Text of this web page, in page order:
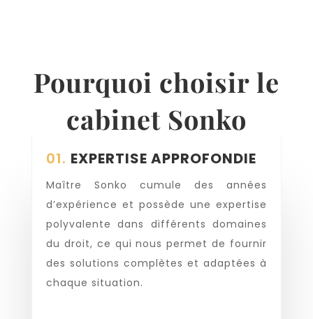
Pourquoi choisir le
cabinet Sonko
01. EXPERTISE APPROFONDIE
Maître Sonko cumule des années
d’expérience et possède une expertise
polyvalente dans différents domaines
du droit, ce qui nous permet de fournir
des solutions complètes et adaptées à
chaque situation.